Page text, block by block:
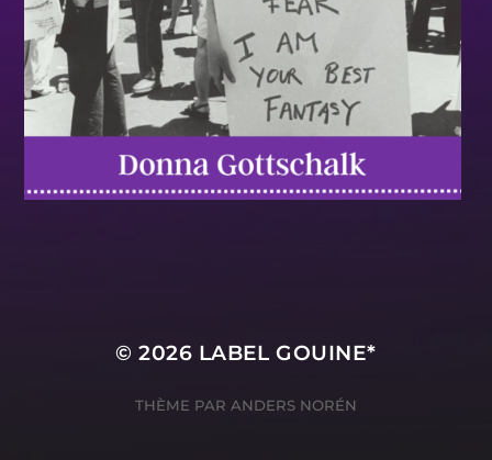
© 2026 LABEL GOUINE*
THÈME PAR ANDERS NORÉN